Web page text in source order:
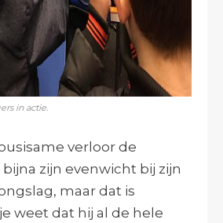
in actie.
verloor de
zijn evenwicht bij zijn
maar dat is
weet dat hij al de hele